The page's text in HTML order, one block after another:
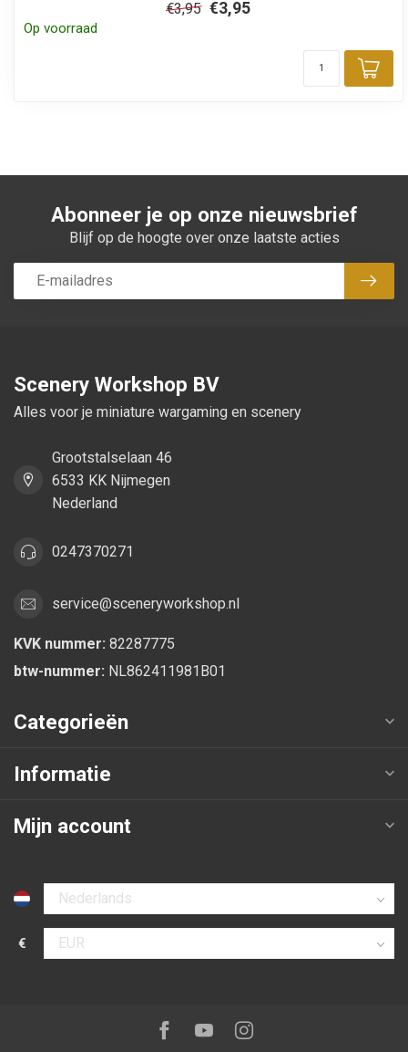
€3,95 €3,95
Op voorraad
Abonneer je op onze nieuwsbrief
Blijf op de hoogte over onze laatste acties
Scenery Workshop BV
Alles voor je miniature wargaming en scenery
Grootstalselaan 46
6533 KK Nijmegen
Nederland
0247370271
service@sceneryworkshop.nl
KVK nummer: 82287775
btw-nummer: NL862411981B01
Categorieën
Informatie
Mijn account
Selecteer taal
€
Selecteer valuta
Volg ons op:Facebook
YoutubeInstagram